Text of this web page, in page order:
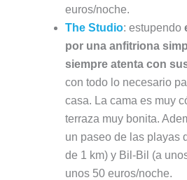
euros/noche.
The Studio: estupendo
por una anfitriona
siempre atenta con
con todo lo necesario
casa. La cama es muy
terraza muy bonita.
un paseo de las playas
de 1 km) y Bil-Bil (a
unos 50 euros/noche.